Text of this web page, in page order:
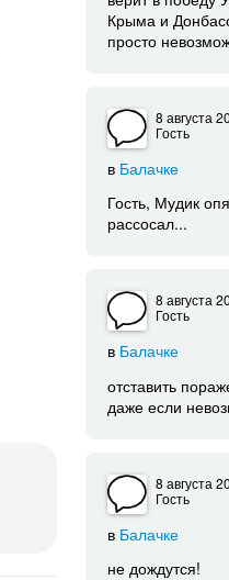
Крыма и
просто
8 августа
Гость
в Балачке
Гость, Мудик
рассосал...
8 августа
Гость
в Балачке
отставить
даже если
8 августа
Гость
в Балачке
не дождутся!